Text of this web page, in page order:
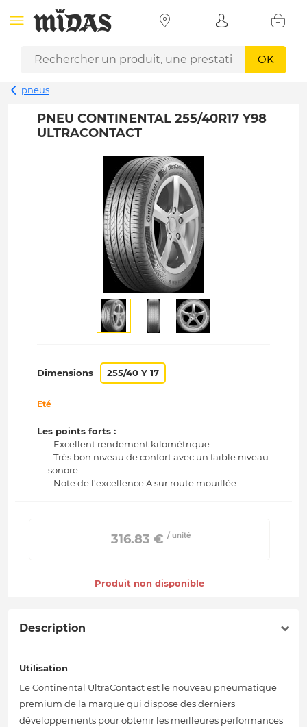
OK
pneus
PNEU CONTINENTAL 255/40R17 Y98
ULTRACONTACT
Dimensions 255/40 Y 17
Eté
Les points forts :
- Excellent rendement kilométrique
- Très bon niveau de confort avec un faible niveau
sonore
- Note de l'excellence A sur route mouillée
316.83 € / unité
Produit non disponible
Description
Utilisation
Le Continental UltraContact est le nouveau pneumatique
premium de la marque qui dispose des derniers
développements pour obtenir les meilleures performances